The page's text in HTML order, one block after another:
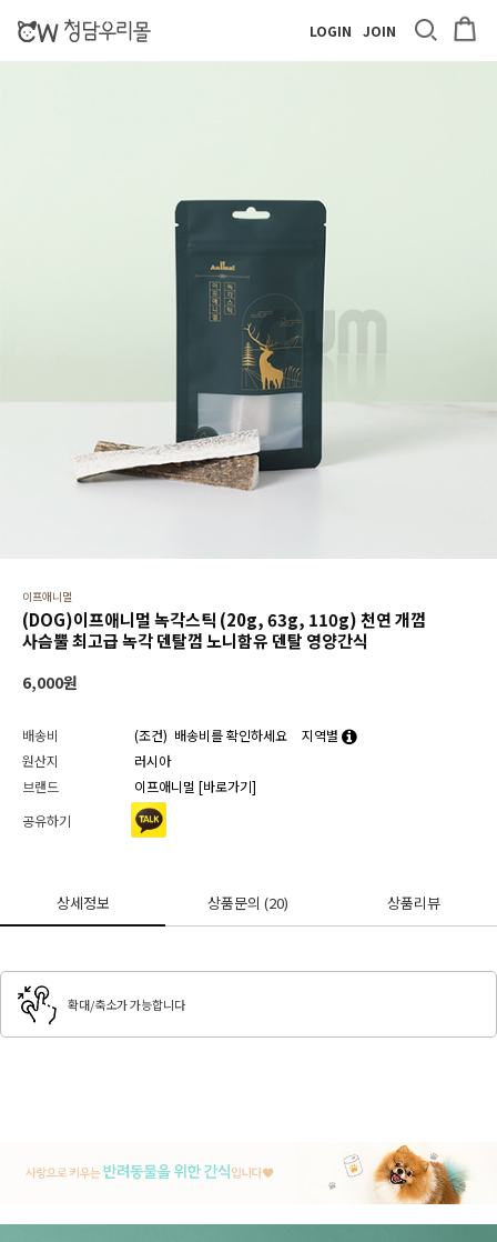
LOGIN JOIN
이프애니멀
(DOG)이프애니멀 녹각스틱 (20g, 63g, 110g) 천연 개껌
사슴뿔 최고급 녹각 덴탈껌 노니함유 덴탈 영양간식
6,000원
배송비 (조건) 배송비를 확인하세요
지역별
원산지
러시아
브랜드
이프애니멀 [바로가기]
공유하기
상세정보 상품문의(20) 상품리뷰
확대/축소가 가능합니다